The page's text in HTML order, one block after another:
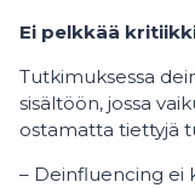
Ei pelkkää
Tutkimuksessa
sisältöön, jossa
ostamatta tiettyjä
– Deinfluencing ei